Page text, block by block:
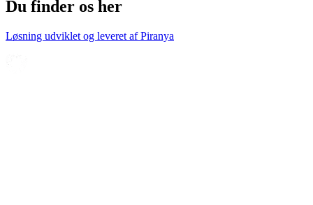
Du finder os her
Løsning udviklet og leveret afPiranya